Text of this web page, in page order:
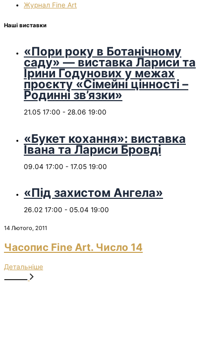
Журнал Fine Art
Наші виставки
«Пори року в Ботанічному
саду» — виставка Лариси та
Ірини Годунових у межах
проєкту «Сімейні цінності –
Родинні зв’язки»
21.05 17:00 - 28.06 19:00
«Букет кохання»: виставка
Івана та Лариси Бровді
09.04 17:00 - 17.05 19:00
«Під захистом Ангела»
26.02 17:00 - 05.04 19:00
14 Лютого, 2011
Часопис Fine Art. Число 14
Детальніше